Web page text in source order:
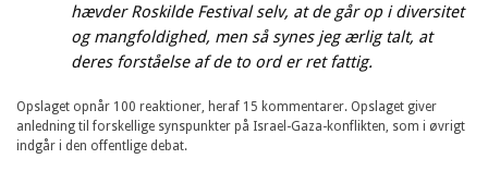
hævder Roskilde Festival selv, at de går op i diversitet
og mangfoldighed, men så synes jeg ærlig talt, at
deres forståelse af de to ord er ret fattig.
Opslaget opnår 100 reaktioner, heraf 15 kommentarer. Opslaget giver
anledning til forskellige synspunkter på Israel-Gaza-konflikten, som i øvrigt
indgår i den offentlige debat.